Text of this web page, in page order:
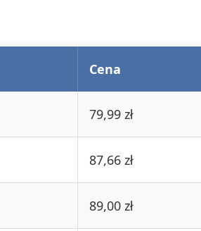
Cena
79,99 zł
87,66 zł
89,00 zł